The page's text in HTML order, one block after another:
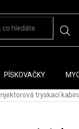
PÍSKOVAČKY
Injektorová tryskací